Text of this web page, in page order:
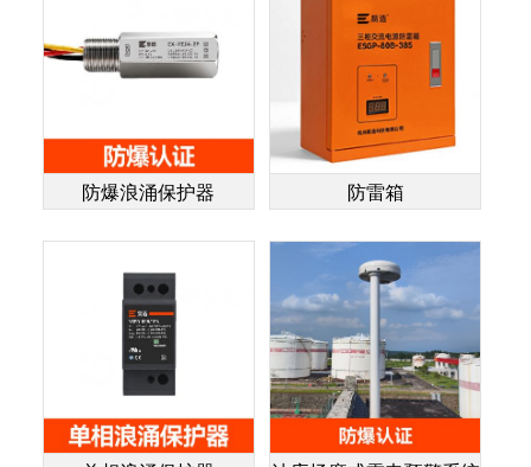
防爆浪涌保护器 防雷箱